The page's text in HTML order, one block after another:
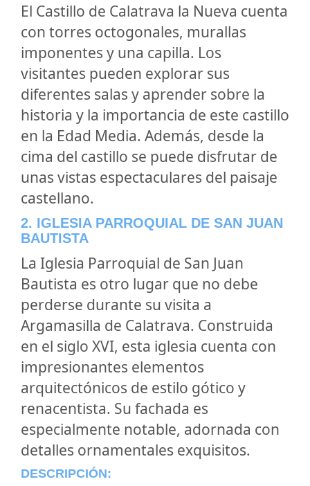
El Castillo de Calatrava la Nueva cuenta
con torres octogonales, murallas
imponentes y una capilla. Los
visitantes pueden explorar sus
diferentes salas y aprender sobre la
historia y la importancia de este castillo
en la Edad Media. Además, desde la
cima del castillo se puede disfrutar de
unas vistas espectaculares del paisaje
castellano.
2. IGLESIA PARROQUIAL DE SAN JUAN
BAUTISTA
La Iglesia Parroquial de San Juan
Bautista es otro lugar que no debe
perderse durante su visita a
Argamasilla de Calatrava. Construida
en el siglo XVI, esta iglesia cuenta con
impresionantes elementos
arquitectónicos de estilo gótico y
renacentista. Su fachada es
especialmente notable, adornada con
detalles ornamentales exquisitos.
DESCRIPCIÓN: